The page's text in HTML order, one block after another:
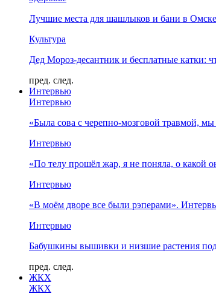
Лучшие места для шашлыков и бани в Омске
Культура
Дед Мороз-десантник и бесплатные катки:
пред. след.
Интервью
Интервью
«Была сова с черепно-мозговой травмой,
Интервью
«По телу прошёл жар, я не поняла, о какой
Интервью
«В моём дворе все были рэперами».
Интервью
Бабушкины вышивки и низшие растения
пред. след.
ЖКХ
ЖКХ